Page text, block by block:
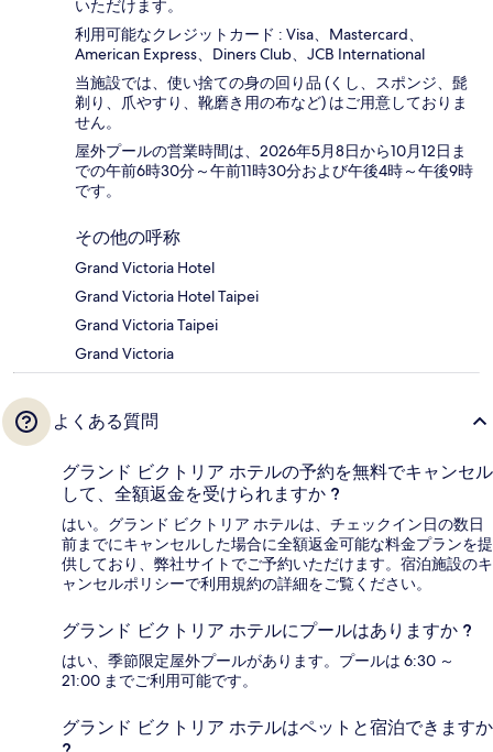
いただけます。
利用可能なクレジットカード : Visa、Mastercard、
American Express、Diners Club、JCB International
当施設では、使い捨ての身の回り品 (くし、スポンジ、髭
剃り、爪やすり、靴磨き用の布など) はご用意しておりま
せん。
屋外プールの営業時間は、2026年5月8日から10月12日ま
での午前6時30分～午前11時30分および午後4時～午後9時
です。
その他の呼称
Grand Victoria Hotel
Grand Victoria Hotel Taipei
Grand Victoria Taipei
Grand Victoria
よくある質問
グランド ビクトリア ホテルの予約を無料でキャンセル
して、全額返金を受けられますか ?
はい。グランド ビクトリア ホテルは、チェックイン日の数日
前までにキャンセルした場合に全額返金可能な料金プランを提
供しており、弊社サイトでご予約いただけます。宿泊施設のキ
ャンセルポリシーで利用規約の詳細をご覧ください。
グランド ビクトリア ホテルにプールはありますか ?
はい、季節限定屋外プールがあります。プールは 6:30 ～
21:00 までご利用可能です。
グランド ビクトリア ホテルはペットと宿泊できますか